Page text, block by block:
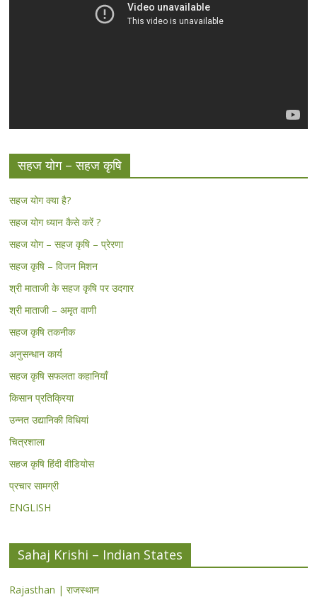
सहज योग – सहज कृषि
सहज योग क्या है?
सहज योग ध्यान कैसे करें ?
सहज योग – सहज कृषि – प्रेरणा
सहज कृषि – विजन मिशन
श्री माताजी के सहज कृषि पर उदगार
श्री माताजी – अमृत वाणी
सहज कृषि तकनीक
अनुसन्धान कार्य
सहज कृषि सफलता कहानियाँ
किसान प्रतिक्रिया
उन्नत उद्यानिकी विधियां
चित्रशाला
सहज कृषि हिंदी वीडियोस
प्रचार सामग्री
ENGLISH
Sahaj Krishi – Indian States
Rajasthan | राजस्थान